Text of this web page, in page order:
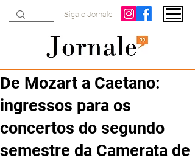
Siga o Jornale
De Mozart a Caetano:
ingressos para os
concertos do segundo
semestre da Camerata de